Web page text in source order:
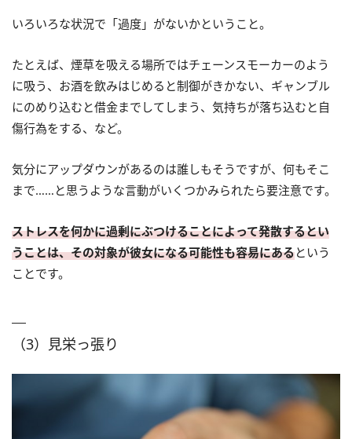
いろいろな状況で「過度」がないかということ。
たとえば、煙草を吸える場所ではチェーンスモーカーのよう
に吸う、お酒を飲みはじめると制御がきかない、ギャンブル
にのめり込むと借金までしてしまう、気持ちが落ち込むと自
傷行為をする、など。
気分にアップダウンがあるのは誰しもそうですが、何もそこ
まで……と思うような言動がいくつかみられたら要注意です。
ストレスを何かに過剰にぶつけることによって発散するとい
うことは、その対象が彼女になる可能性も容易にあるという
ことです。
（3）見栄っ張り